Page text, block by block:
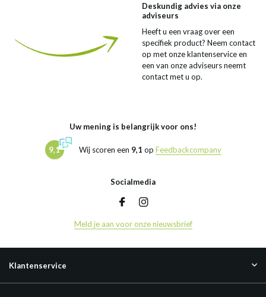
Deskundig advies via onze
adviseurs
Heeft u een vraag over een
specifiek product? Neem contact
op met onze klantenservice en
een van onze adviseurs neemt
contact met u op.
Uw mening is belangrijk voor ons!
9,1 Wij scoren een 9,1 op Feedbackcompany
Socialmedia
Meld je aan voor onze nieuwsbrief
Klantenservice